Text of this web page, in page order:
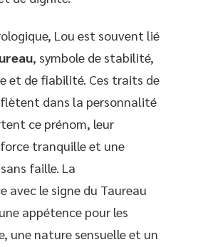
Lou est souvent lié
, symbole de stabilité,
et de fiabilité. Ces traits de
dans la personnalité
ce prénom, leur
tranquille et une
faille. La
avec le signe du Taureau
appétence pour les
une nature sensuelle et un